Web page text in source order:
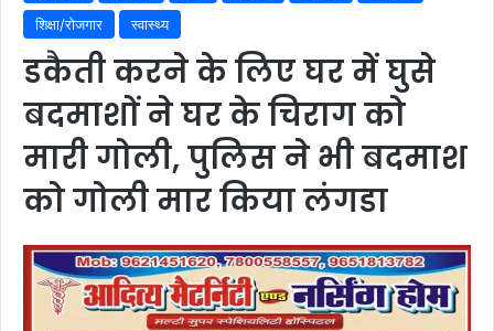
शिक्षा/रोजगार
स्वास्थ्य
डकैती करने के लिए घर में घुसे
बदमाशों ने घर के चिराग को
मारी गोली, पुलिस ने भी बदमाश
को गोली मार किया लंगडा